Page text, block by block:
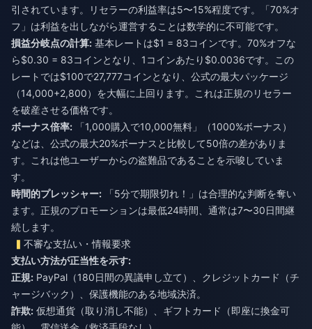
引されています。リセラーの利益率は5〜15%程度です。「70%オ
フ」は利益を出しながら運営することは数学的に不可能です。
損益分岐点の計算: 基本レートは$1 = 83コインです。70%オフな
ら$0.30 = 83コインとなり、1コインあたり$0.0036です。この
レートでは$100で27,777コインとなり、公式の最大パッケージ
（14,000+2,800）を大幅に上回ります。これは正規のリセラー
を破産させる価格です。
ボーナス倍率: 「1,000購入で10,000無料」（1000%ボーナス）
などは、公式の最大20%ボーナスと比較して50倍の差がありま
す。これは他ユーザーからの盗難品であることを示唆していま
す。
時間的プレッシャー: 「5分で期限切れ！」は合理的な判断を奪い
ます。正規のプロモーションは最低24時間、通常は7〜30日間継
続します。
不審な支払い・情報要求
支払い方法が正当性を示す:
正規: PayPal（180日間の異議申し立て）、クレジットカード（チ
ャージバック）、保護機能のある地域決済。
詐欺: 仮想通貨（取り消し不能）、ギフトカード（即座に換金可